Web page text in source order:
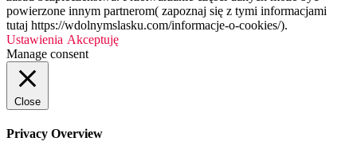
powierzone innym partnerom( zapoznaj się z tymi informacjami
tutaj https://wdolnymslasku.com/informacje-o-cookies/).
Ustawienia Akceptuję
Manage consent
Close
Privacy Overview